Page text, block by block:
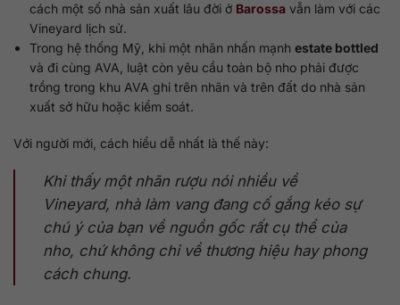
cách một số nhà sản xuất lâu đời ở Barossa vẫn làm với các
Vineyard lịch sử.
Trong hệ thống Mỹ, khi một nhãn nhấn mạnhestate bottled
và đi cùng AVA, luật còn yêu cầu toàn bộ nho phải được
trồng trong khu AVA ghi trên nhãn và trên đất do nhà sản
xuất sở hữu hoặc kiểm soát.
Với người mới, cách hiểu dễ nhất là thế này:
Khi thấy một nhãn rượu nói nhiều về
Vineyard, nhà làm vang đang cố gắng kéo sự
chú ý của bạn về nguồn gốc rất cụ thể của
nho, chứ không chỉ về thương hiệu hay phong
cách chung.